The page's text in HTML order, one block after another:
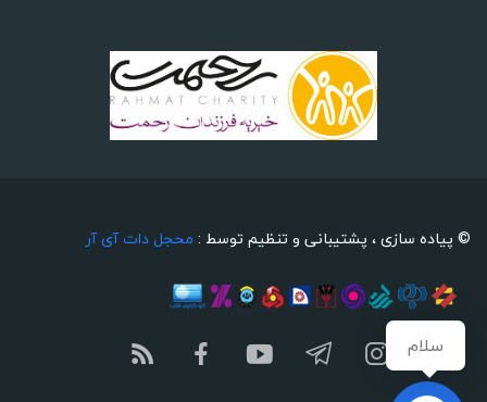
© پیاده سازی ، پشتیبانی و تنظیم توسط : محجل دات آی آر
سلام